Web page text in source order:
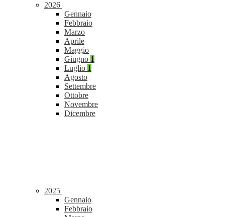
2026
Gennaio
Febbraio
Marzo
Aprile
Maggio
Giugno 1
Luglio 1
Agosto
Settembre
Ottobre
Novembre
Dicembre
2025
Gennaio
Febbraio